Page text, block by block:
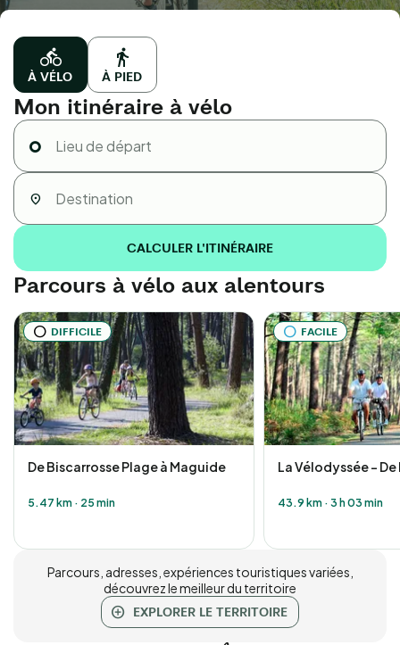
À VÉLO À PIED
Mon itinéraire à vélo
CALCULER L'ITINÉRAIRE
Parcours à vélo aux alentours
DIFFICILE
De Biscarrosse Plage à Maguide
5.47 km · 25 min
FACILE
La Vélodyssée -
43.9 km · 3 h 03 min
Parcours, adresses, expériences touristiques variées,
découvrez le meilleur du territoire
EXPLORER LE TERRITOIRE